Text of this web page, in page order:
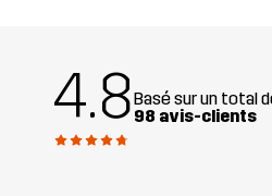
4.8Basé sur un total
98 avis-clients